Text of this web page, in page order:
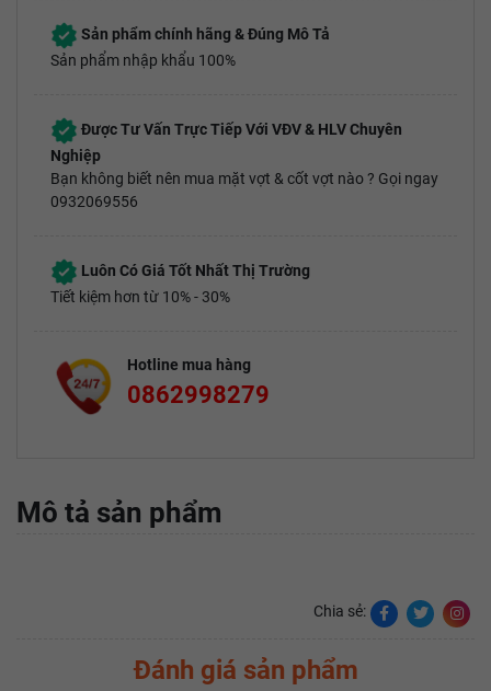
Sản phẩm chính hãng & Đúng Mô Tả
Sản phẩm nhập khẩu 100%
Được Tư Vấn Trực Tiếp Với VĐV & HLV Chuyên
Nghiệp
Bạn không biết nên mua mặt vợt & cốt vợt nào ? Gọi ngay
0932069556
Luôn Có Giá Tốt Nhất Thị Trường
Tiết kiệm hơn từ 10% - 30%
Hotline mua hàng
0862998279
Mô tả sản phẩm
Chia sẻ:
Đánh giá sản phẩm